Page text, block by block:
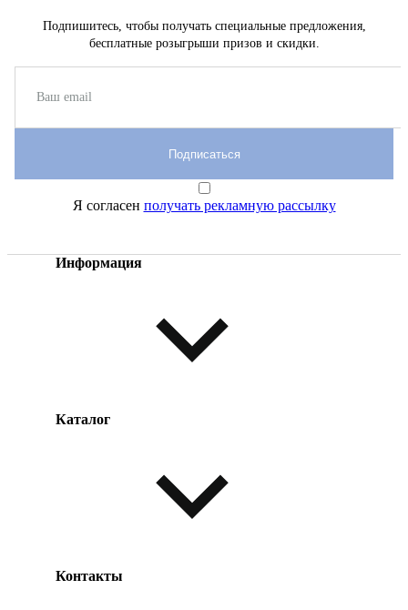
Информация
Таблица размеров
Каталог
Контакты
Подпишитесь, чтобы получать специальные предложения,
бесплатные розыгрыши призов и скидки.
Подписаться
Я согласен получать рекламную рассылку